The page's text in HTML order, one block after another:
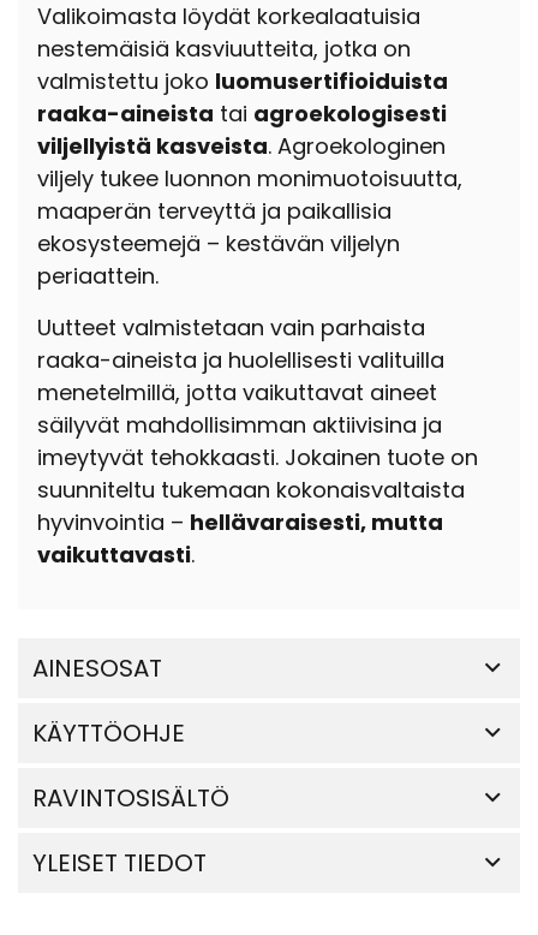
Valikoimasta löydät korkealaatuisia
nestemäisiä kasviuutteita, jotka on
valmistettu joko luomusertifioiduista
raaka-aineista tai agroekologisesti
viljellyistä kasveista. Agroekologinen
viljely tukee luonnon monimuotoisuutta,
maaperän terveyttä ja paikallisia
ekosysteemejä – kestävän viljelyn
periaattein.
Uutteet valmistetaan vain parhaista
raaka-aineista ja huolellisesti valituilla
menetelmillä, jotta vaikuttavat aineet
säilyvät mahdollisimman aktiivisina ja
imeytyvät tehokkaasti. Jokainen tuote on
suunniteltu tukemaan kokonaisvaltaista
hyvinvointia – hellävaraisesti, mutta
vaikuttavasti.
AINESOSAT
KÄYTTÖOHJE
RAVINTOSISÄLTÖ
YLEISET TIEDOT